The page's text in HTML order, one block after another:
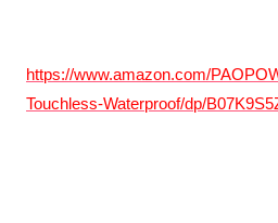
https://www.amazon.com/
Touchless-Waterproof/dp/